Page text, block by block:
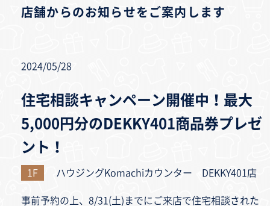
店舗からのお知らせをご案内します
2024/05/28
住宅相談キャンペーン開催中！最大
5,000円分のDEKKY401商品券プレゼ
ント！
1F ハウジングKomachiカウンター DEKKY401店
事前予約の上、8/31(土)までにご来店で住宅相談された